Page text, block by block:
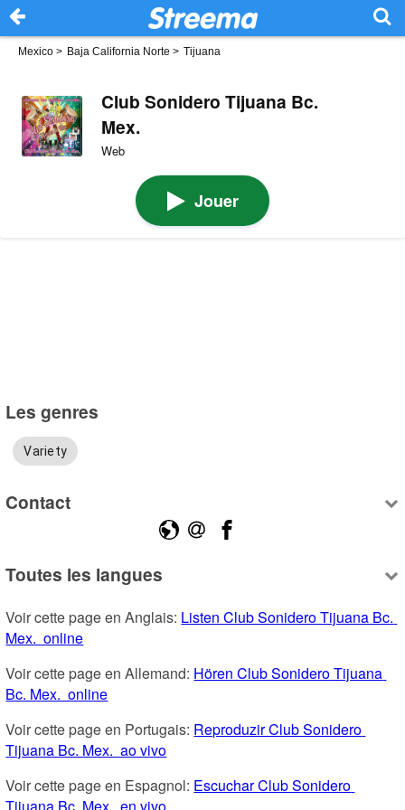
Mexico > Baja California Norte > Tijuana
Club Sonidero Tijuana Bc.
Mex.
Web
Jouer
Les genres
Variety
Contact
Toutes les langues
Voir cette page en Anglais: Listen Club Sonidero Tijuana Bc.
Mex.  online
Voir cette page en Allemand: Hören Club Sonidero Tijuana
Bc. Mex.  online
Voir cette page en Portugais: Reproduzir Club Sonidero
Tijuana Bc. Mex.  ao vivo
Voir cette page en Espagnol: Escuchar Club Sonidero
Tijuana Bc. Mex.  en vivo